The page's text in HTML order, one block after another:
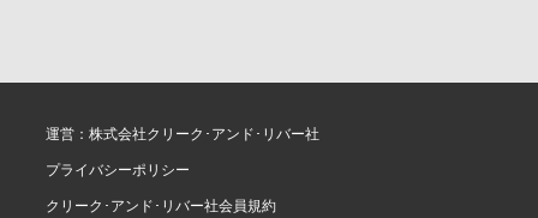
運営：株式会社クリーク･アンド･リバー社
プライバシーポリシー
クリーク･アンド･リバー社会員規約